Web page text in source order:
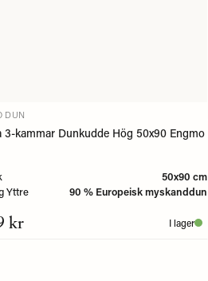
DUN
3-kammar Dunkudde Hög 50x90 Engmo
50x90 cm
Yttre
90 % Europeisk myskanddun
kr I lager